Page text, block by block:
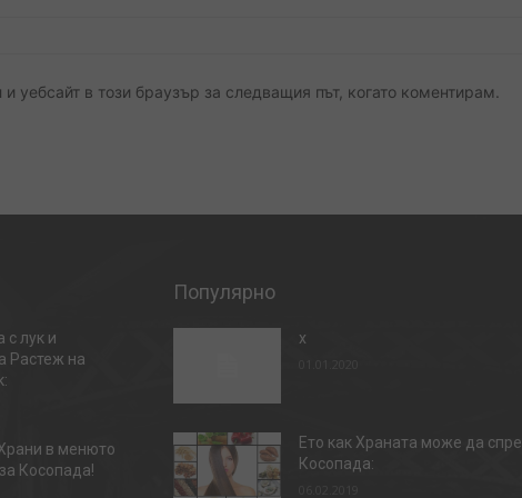
уебсайт в този браузър за следващия път, когато коментирам.
лук и
Растеж на
в менюто
Косопада!
Популярно
x
Ето как Храната може да спре
Косопада: